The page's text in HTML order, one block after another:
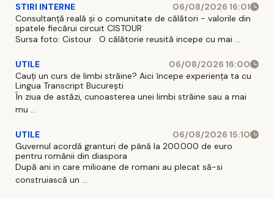
STIRI INTERNE
06/08/2026 16:01
Consultanță reală și o comunitate de călători - valorile din
spatele fiecărui circuit CISTOUR
Sursa foto: Cistour O călătorie reusită incepe cu mai ...
UTILE
06/08/2026 16:00
Cauți un curs de limbi străine? Aici începe experiența ta cu
Lingua Transcript București
În ziua de astăzi, cunoasterea unei limbi străine sau a mai
mu ...
UTILE
06/08/2026 15:10
Guvernul acordă granturi de până la 200.000 de euro
pentru românii din diaspora
După ani in care milioane de romani au plecat să-si
construiască un ...